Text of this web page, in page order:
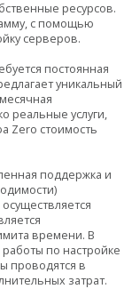
ресурсов.
с помощью
серверов.
постоянная
уникальный
реальные услуги,
Zero стоимость
поддержка и
времени. В
по настройке
проводятся в
затрат.